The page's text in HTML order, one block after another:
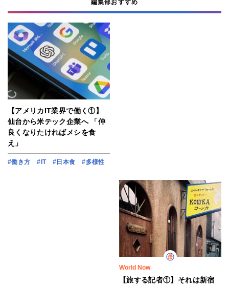
編集部おすすめ
【アメリカIT業界で働く①】
仙台から米テック企業へ 「仲
良くなりたければメシを食
え」
#働き方 #IT #日本食 #多様性
World Now
【旅する記者①】それは新宿